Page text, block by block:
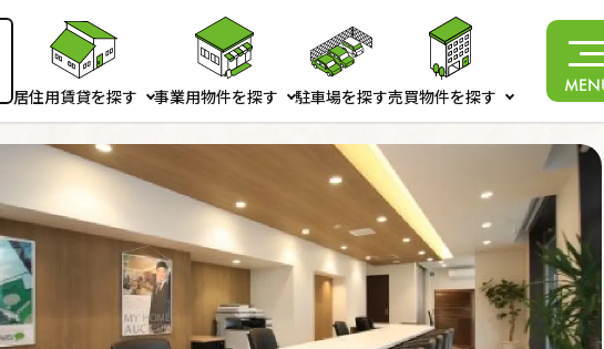
居住用賃貸を探す
エリアから検索
駅・沿線から検索
地図から検索
事業用物件を探す
貸店舗
駐車場を探す売買物件を探す
マンション
戸建て
土地
その他